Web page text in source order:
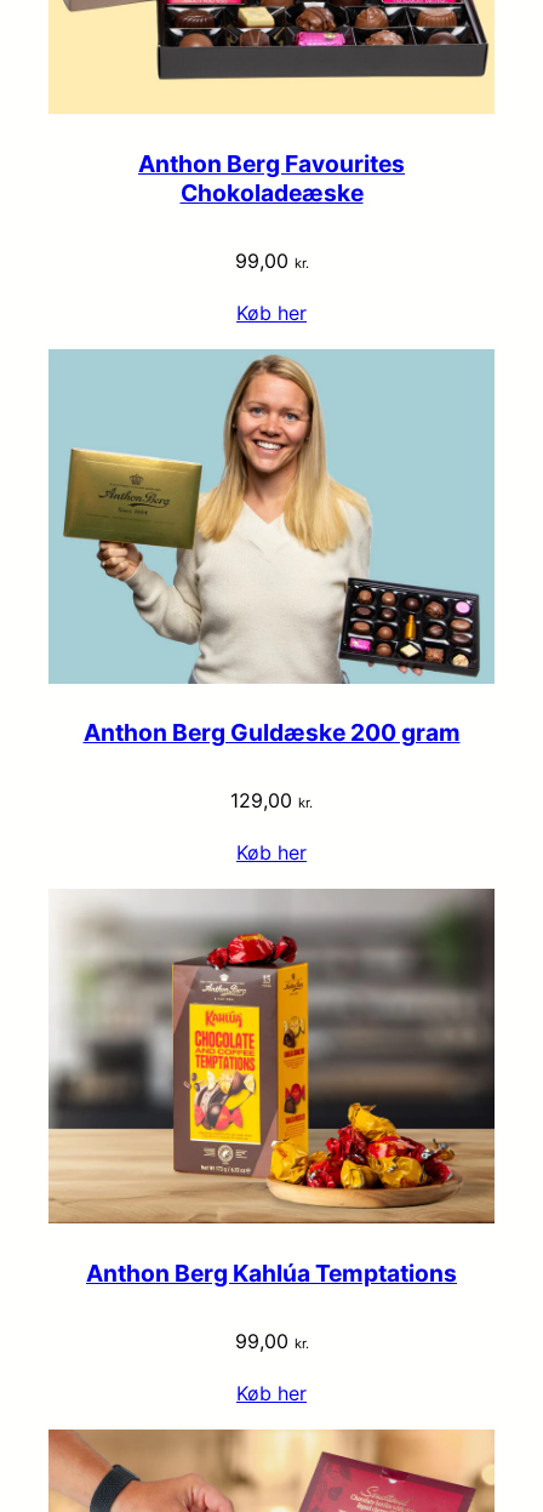
Anthon Berg Favourites
Chokoladeæske
99,00 kr.
Køb her
Anthon Berg Guldæske 200 gram
129,00 kr.
Køb her
Anthon Berg Kahlúa Temptations
99,00 kr.
Køb her